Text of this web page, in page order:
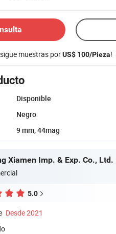
muestras porUS$ 100/Pieza!
Disponible
Negro
9 mm, 44mag
Xiamen Imp. & Exp. Co., Ltd.
5.0
Desde 2021